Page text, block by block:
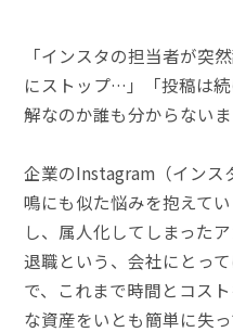
「インスタの担当者が突
にストップ…」「投稿は
解なのか誰も分からない
企業のInstagram（インス
鳴にも似た悩みを抱えて
し、属人化してしまった
退職という、会社にとっ
で、これまで時間とコス
な資産をいとも簡単に失